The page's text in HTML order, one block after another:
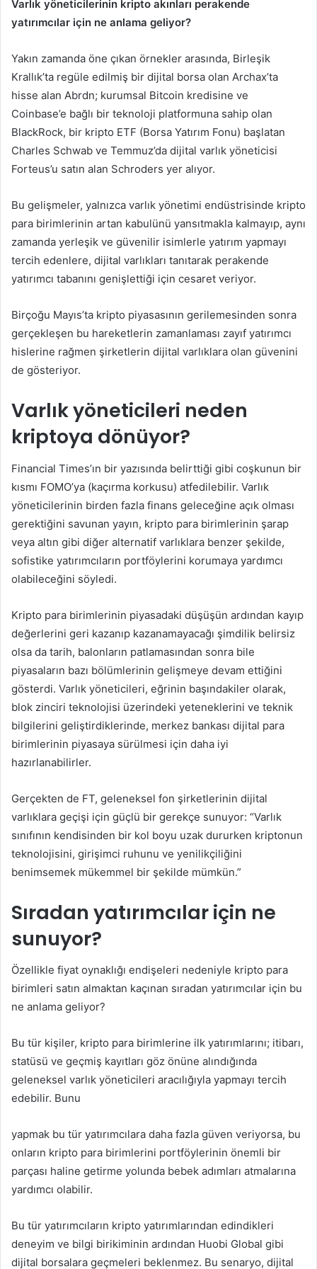
Varlık yöneticilerinin kripto akınları perakende
yatırımcılar için ne anlama geliyor?
Yakın zamanda öne çıkan örnekler arasında, Birleşik
Krallık’ta regüle edilmiş bir dijital borsa olan Archax’ta
hisse alan Abrdn; kurumsal Bitcoin kredisine ve
Coinbase’e bağlı bir teknoloji platformuna sahip olan
BlackRock, bir kripto ETF (Borsa Yatırım Fonu) başlatan
Charles Schwab ve Temmuz’da dijital varlık yöneticisi
Forteus’u satın alan Schroders yer alıyor.
Bu gelişmeler, yalnızca varlık yönetimi endüstrisinde kripto
para birimlerinin artan kabulünü yansıtmakla kalmayıp, aynı
zamanda yerleşik ve güvenilir isimlerle yatırım yapmayı
tercih edenlere, dijital varlıkları tanıtarak perakende
yatırımcı tabanını genişlettiği için cesaret veriyor.
Birçoğu Mayıs’ta kripto piyasasının gerilemesinden sonra
gerçekleşen bu hareketlerin zamanlaması zayıf yatırımcı
hislerine rağmen şirketlerin dijital varlıklara olan güvenini
de gösteriyor.
Varlık yöneticileri neden
kriptoya dönüyor?
Financial Times’ın bir yazısında belirttiği gibi coşkunun bir
kısmı FOMO’ya (kaçırma korkusu) atfedilebilir. Varlık
yöneticilerinin birden fazla finans geleceğine açık olması
gerektiğini savunan yayın, kripto para birimlerinin şarap
veya altın gibi diğer alternatif varlıklara benzer şekilde,
sofistike yatırımcıların portföylerini korumaya yardımcı
olabileceğini söyledi.
Kripto para birimlerinin piyasadaki düşüşün ardından kayıp
değerlerini geri kazanıp kazanamayacağı şimdilik belirsiz
olsa da tarih, balonların patlamasından sonra bile
piyasaların bazı bölümlerinin gelişmeye devam ettiğini
gösterdi. Varlık yöneticileri, eğrinin başındakiler olarak,
blok zinciri teknolojisi üzerindeki yeteneklerini ve teknik
bilgilerini geliştirdiklerinde, merkez bankası dijital para
birimlerinin piyasaya sürülmesi için daha iyi
hazırlanabilirler.
Gerçekten de FT, geleneksel fon şirketlerinin dijital
varlıklara geçişi için güçlü bir gerekçe sunuyor: “Varlık
sınıfının kendisinden bir kol boyu uzak dururken kriptonun
teknolojisini, girişimci ruhunu ve yenilikçiliğini
benimsemek mükemmel bir şekilde mümkün.”
Sıradan yatırımcılar için ne
sunuyor?
Özellikle fiyat oynaklığı endişeleri nedeniyle kripto para
birimleri satın almaktan kaçınan sıradan yatırımcılar için bu
ne anlama geliyor?
Bu tür kişiler, kripto para birimlerine ilk yatırımlarını; itibarı,
statüsü ve geçmiş kayıtları göz önüne alındığında
geleneksel varlık yöneticileri aracılığıyla yapmayı tercih
edebilir. Bunu
yapmak bu tür yatırımcılara daha fazla güven veriyorsa, bu
onların kripto para birimlerini portföylerinin önemli bir
parçası haline getirme yolunda bebek adımları atmalarına
yardımcı olabilir.
Bu tür yatırımcıların kripto yatırımlarından edindikleri
deneyim ve bilgi birikiminin ardından Huobi Global gibi
dijital borsalara geçmeleri beklenmez. Bu senaryo, dijital